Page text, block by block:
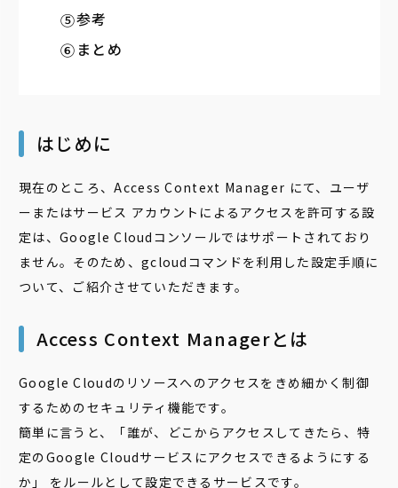
参考
まとめ
はじめに
現在のところ、Access Context Manager にて、ユーザ
ーまたはサービス アカウントによるアクセスを許可する設
定は、Google Cloudコンソールではサポートされており
ません。そのため、gcloudコマンドを利用した設定手順に
ついて、ご紹介させていただきます。
Access Context Managerとは
Google Cloudのリソースへのアクセスをきめ細かく制御
するためのセキュリティ機能です。
簡単に言うと、「誰が、どこからアクセスしてきたら、特
定のGoogle Cloudサービスにアクセスできるようにする
か」 をルールとして設定できるサービスです。